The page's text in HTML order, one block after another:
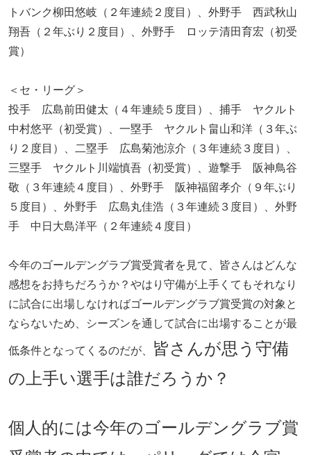
トバンク柳田悠岐（２年連続２度目）、外野手 西武秋山
翔吾（２年ぶり２度目）、外野手 ロッテ清田育宏（初受
賞）
＜セ・リーグ＞
投手 広島前田健太（４年連続５度目）、捕手 ヤクルト
中村悠平（初受賞）、一塁手 ヤクルト畠山和洋（３年ぶ
り２度目）、二塁手 広島菊池涼介（３年連続３度目）、
三塁手 ヤクルト川端慎吾（初受賞）、遊撃手 阪神鳥谷
敬（３年連続４度目）、外野手 阪神福留孝介（９年ぶり
５度目）、外野手 広島丸佳浩（３年連続３度目）、外野
手 中日大島洋平（２年連続４度目）
今年のゴールデングラブ賞受賞者を見て、皆さんはどんな
感想をお持ちだろうか？やはり守備が上手くてもそれなり
に試合に出場しなければゴールデングラブ賞受賞の対象と
ならないため、シーズンを通して試合に出場することが最
低条件となってくるのだが、
皆さんが思う守備
の上手い選手は誰だろうか？
個人的には今年のゴールデングラブ賞